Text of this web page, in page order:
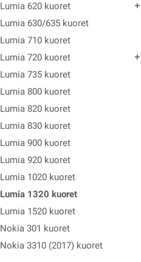
Lumia 620 kuoret
add
Lumia 630/635 kuoret
Lumia 710 kuoret
Lumia 720 kuoret
add
Lumia 735 kuoret
Lumia 800 kuoret
Lumia 820 kuoret
Lumia 830 kuoret
Lumia 900 kuoret
Lumia 920 kuoret
Lumia 1020 kuoret
Lumia 1320 kuoret
Lumia 1520 kuoret
Nokia 301 kuoret
Nokia 3310 (2017) kuoret